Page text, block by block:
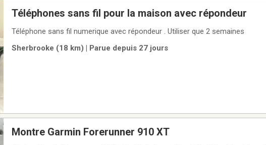
Téléphones sans fil pour la maison avec répondeur
Téléphone sans fil numerique avec répondeur . Utiliser que 2 semaines
Sherbrooke (18 km) | Parue depuis 27 jours
Montre Garmin Forerunner 910 XT